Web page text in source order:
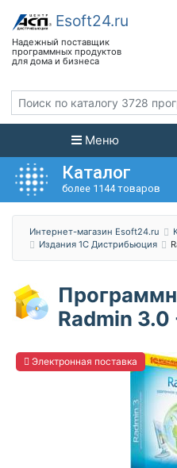
Меню
Каталог
более 1144 товаров
Интернет-магазин Esoft24.ru
Издания 1C Дистрибьюция
Radmin
Электронная поставка